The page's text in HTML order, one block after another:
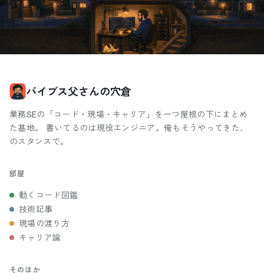
バイブス父さんの穴倉
業務SEの「コード・現場・キャリア」を一つ屋根の下にまとめ
た基地。 書いてるのは現役エンジニア。俺もそうやってきた、
のスタンスで。
部屋
動くコード図鑑
技術記事
現場の渡り方
キャリア論
そのほか